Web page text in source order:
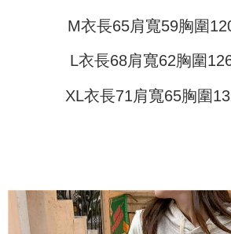
yang dikenakan adalah tertakluk kepada
pada halaman pengesahan transaksi seterusnya.
Jika transaksi tidak disahkan dalam masa 30
akan dibatalkan secara automatik. Jika
peringkat "semakan manual", ini bermakna
pembayaran akan dihantar selepas kitaran bil
Selepas mengakses bil melalui pautan dalam
pembayaran di empat kedai serbaneka utama,
dalam talian dengan SMS pembayaran atau
bagaimanapun, bagi mereka yang telah memuat
dan mendaftar sebagai ahli AFTEE boleh
pesanan. Walau bagaimanapun, tiada jaminan
menerima pesanan anda semasa tempoh
prapesanan atau produk yang mungkin
NT$45/pesanan
7-11取貨付款
NT$499 atau lebih
宅配
NT$70/pesanan | Penghantaran percuma
M衣長65肩寬59胸圍
L衣長68肩寬62胸圍
XL衣長71肩寬65胸圍